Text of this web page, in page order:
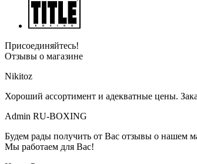
Присоединяйтесь!
Отзывы о магазине
Nikitoz
Хороший ассортимент и адекватные цены.
Admin RU-BOXING
Будем рады получить от Вас отзывы о нашем
Мы работаем для Вас!